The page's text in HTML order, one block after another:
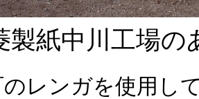
製紙中川工場
レンガを使用し